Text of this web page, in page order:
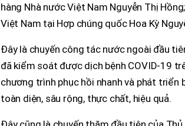
hàng Nhà nước Việt Nam Nguyễn Thị
Việt Nam tại Hợp chúng quốc Hoa Kỳ
Đây là chuyến công tác nước ngoài đầu
đã kiểm soát được dịch bệnh COVID-19
chương trình phục hồi nhanh và phát triển
toàn diện, sâu rộng, thực chất, hiệu quả.